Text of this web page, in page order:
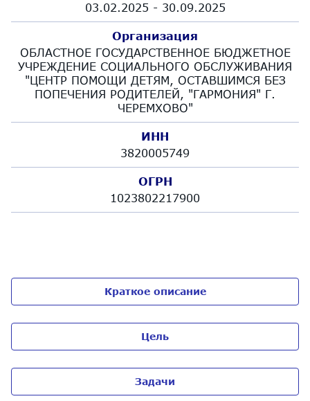
03.02.2025 - 30.09.2025
Организация
ОБЛАСТНОЕ ГОСУДАРСТВЕННОЕ БЮДЖЕТНОЕ
УЧРЕЖДЕНИЕ СОЦИАЛЬНОГО ОБСЛУЖИВАНИЯ
"ЦЕНТР ПОМОЩИ ДЕТЯМ, ОСТАВШИМСЯ БЕЗ
ПОПЕЧЕНИЯ РОДИТЕЛЕЙ, "ГАРМОНИЯ" Г.
ЧЕРЕМХОВО"
ИНН
3820005749
ОГРН
1023802217900
Краткое описание
Цель
Задачи